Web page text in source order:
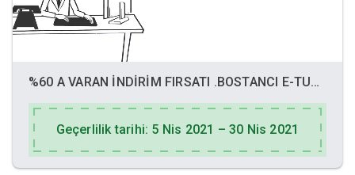
%60 A VARAN İNDİRİM FIRSATI .BOSTANCI E-TUĞRA ' DA .
Geçerlilik tarihi: 5 Nis 2021 – 30 Nis 2021